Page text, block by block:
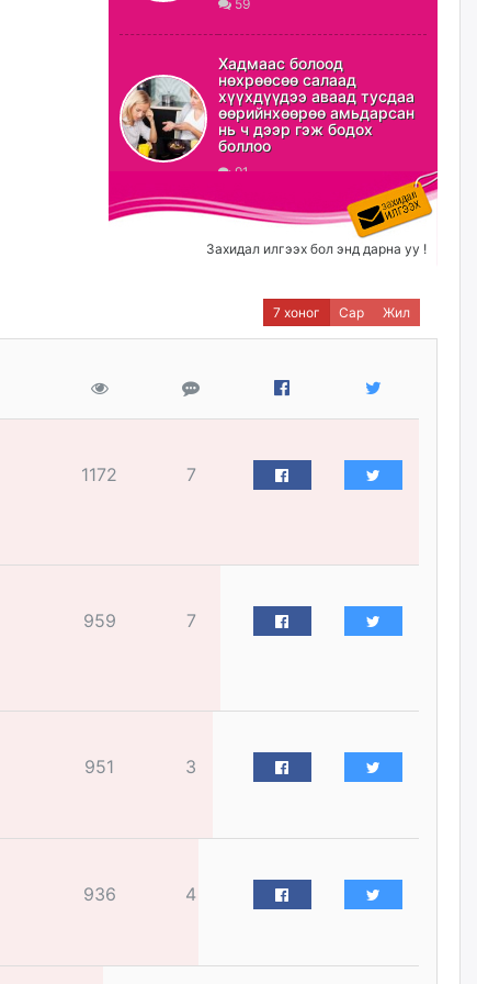
ХЗДХ-ын сайд С.Амарсайхан:
Авлигаар авсан хөрөнгийг
хурааж, нийгмийн сайн
сайхны хөгжилд зориулах
бөгөөд үүнийг хэд хэдэн эрх
бүхий байгууллагаас санал авна
өчигдѳр
Шатахууныг олдож байгаа
газраас нь л авч байна. Үнэ
тарифаас илүү хангамж дээр
анхаарч байна
Ц.Будханд: Дүүгээ гараад
долоон сарын хугацаа
Барилгын салбарын 100
Монгол Улсад 162 вагон - 9720
тонн АИ-92 орж иржээ
Jade Gas: 1.1 тэрбум австрали
эцсийн гэрээг есдүгээр сард
байгуулбал Тавантолгойн
метан хийн үйлдвэрлэлийн
Ханын материалд эхний
ээлжийн 6 блок орон сууцны
өчигдѳр
59
Хадмаас болоод
нөхрөөсөө салаад
хүүхдүүдээ аваад тусдаа
өөрийнхөөрөө амьдарсан
нь ч дээр гэж бодох
боллоо
91
Захидал илгээх бол энд дарна уу !
7 хоног Сар Жил
1172 7
959 7
951 3
936 4